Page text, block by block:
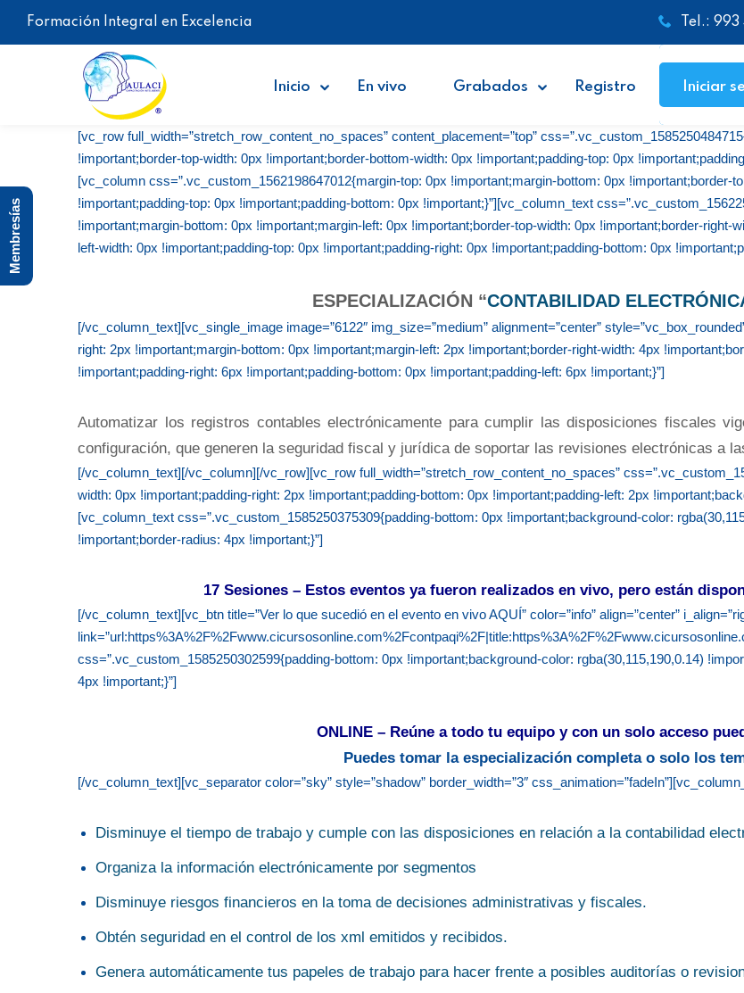
Formación Integral en Excelencia Tel.:
Inicio En vivo Grabados Registro Iniciar
[vc_row full_width=”stretch_row_content_no_spaces” content_placement=”top”
!important;border-top-width: 0px !important;border-bottom-width: 0px !important;padding-top: 0px
[vc_column css=”.vc_custom_1562198647012{margin-top: 0px !important;margin-bottom: 0px !important;border-
!important;padding-top: 0px !important;padding-bottom: 0px !important;}”][vc_column_text
!important;margin-bottom: 0px !important;margin-left: 0px !important;border-top-width: 0px !important;border-
left-width: 0px !important;padding-top: 0px !important;padding-right: 0px !important;padding-bottom: 0px
ESPECIALIZACIÓN “CONTABILIDAD
[/vc_column_text][vc_single_image image=”6122″ img_size=”medium” alignment=”center”
right: 2px !important;margin-bottom: 0px !important;margin-left: 2px !important;border-right-width: 4px
!important;padding-right: 6px !important;padding-bottom: 0px !important;padding-left: 6px !important;}”]
Automatizar los registros contables electrónicamente para cumplir las disposiciones fiscales
configuración, que generen la seguridad fiscal y jurídica de soportar las revisiones electrónicas a
[/vc_column_text][/vc_column][/vc_row][vc_row full_width=”stretch_row_content_no_spaces”
width: 0px !important;padding-right: 2px !important;padding-bottom: 0px !important;padding-left: 2px
[vc_column_text css=”.vc_custom_1585250375309{padding-bottom: 0px !important;background-color:
!important;border-radius: 4px !important;}”]
17 Sesiones – Estos eventos ya fueron realizados en vivo, pero están
[/vc_column_text][vc_btn title=”Ver lo que sucedió en el evento en vivo AQUÍ” color=”info” align=”center”
css=”.vc_custom_1585250302599{padding-bottom: 0px !important;background-color: rgba(30,115,190,0.14)
4px !important;}”]
ONLINE – Reúne a todo tu equipo y con un solo acceso
Puedes tomar la especialización completa o solo los
[/vc_column_text][vc_separator color=”sky” style=”shadow” border_width=”3″
Disminuye el tiempo de trabajo y cumple con las disposiciones en relación a la contabilidad
Organiza la información electrónicamente por segmentos
Disminuye riesgos financieros en la toma de decisiones administrativas y fiscales.
Obtén seguridad en el control de los xml emitidos y recibidos.
Genera automáticamente tus papeles de trabajo para hacer frente a posibles auditorías o
Membresías